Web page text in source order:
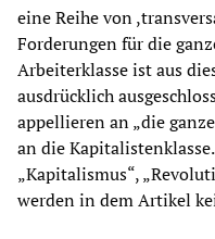
eine Reihe von
Forderungen für die
Arbeiterklasse ist aus
ausdrücklich
appellieren an „die
an die
„Kapitalismus“,
werden in dem Artikel